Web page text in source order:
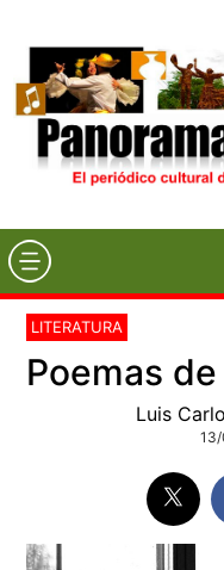
LITERATURA
Poemas
Luis